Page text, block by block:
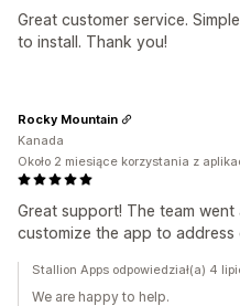
Great customer service.
to install. Thank you!
Great support! The team
customize the app to address
Rocky Mountain
Kanada
Około 2 miesiące korzystania z
Stallion Apps odpowiedział(a) 4
We are happy to help.